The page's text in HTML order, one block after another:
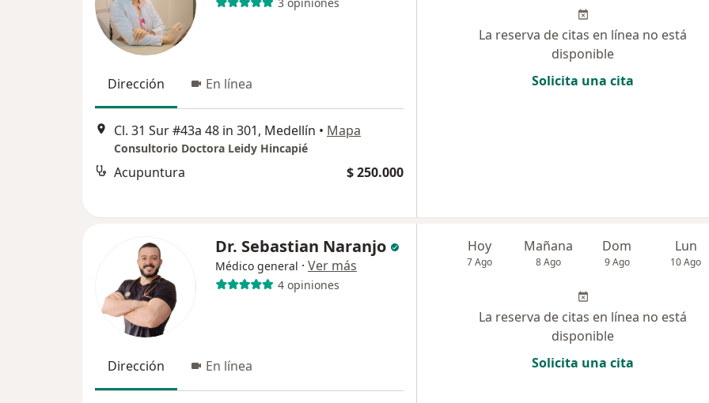
Dirección En línea
Cl. 31 Sur #43a 48 in 301, Medellín • Mapa
Consultorio Doctora Leidy Hincapié
Acupuntura $ 250.000
La reserva de citas en línea no está
disponible
Solicita una cita
Dr. Sebastian Naranjo
Médico general · Ver más
4 opiniones
Dirección En línea
Hoy
7 Ago
Mañana
8 Ago
Dom
9 Ago
Lun
10 Ago
La reserva de citas en línea no está
disponible
Solicita una cita